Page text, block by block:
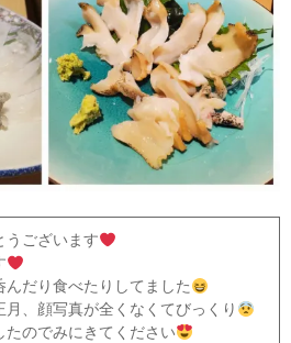
うございます
だり食べたりしてました
、顔写真が全くなくてびっくり
たのでみにきてください